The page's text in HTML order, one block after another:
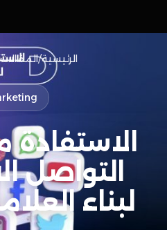
الرئيسية/المقالات
التواصل
لبناء